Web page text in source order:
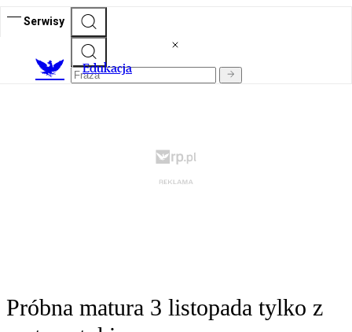
Serwisy
Edukacja
Próbna matura 3 listopada tylko z